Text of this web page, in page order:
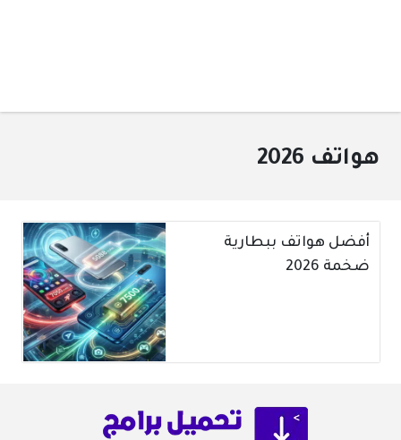
هواتف 2026
أفضل هواتف ببطارية
ضخمة 2026